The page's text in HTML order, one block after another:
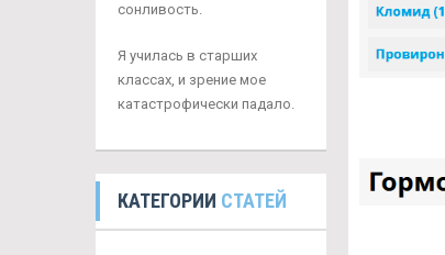
сонливость.
Я училась в старших
классах, и зрение мое
катастрофически падало.
КАТЕГОРИИ СТАТЕЙ